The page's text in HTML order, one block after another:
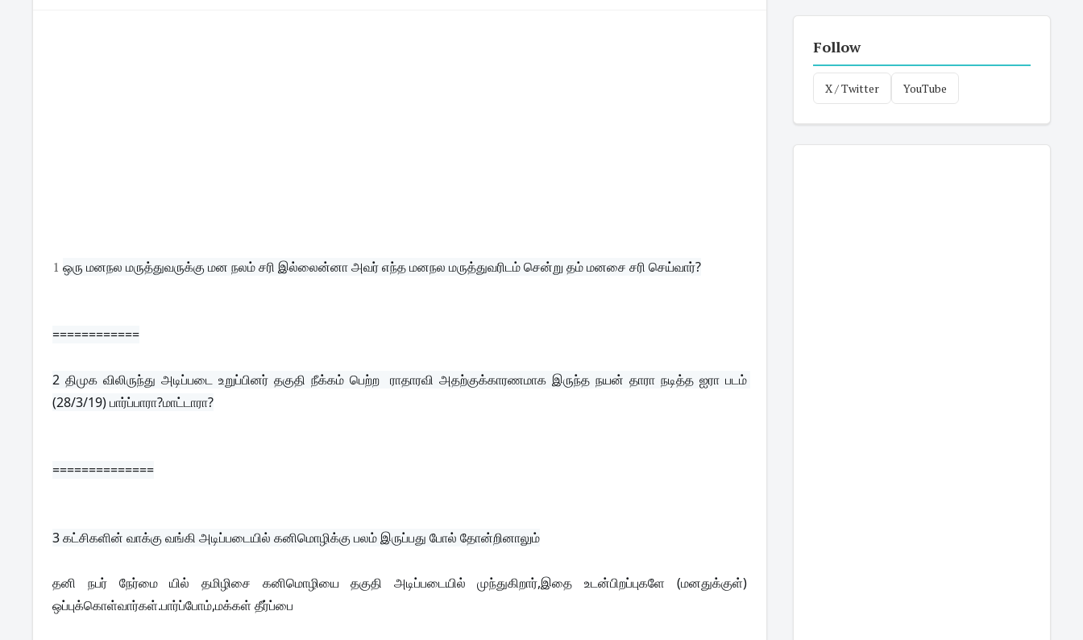
1ஒரு மனநல மருத்துவருக்கு மன நலம் சரி இல்லைன்னா அவர் எந்த மனநல மருத்துவரிடம் சென்று தம் மனசை சரி செய்வார்?
============
2 திமுக விலிருந்து அடிப்படை உறுப்பினர் தகுதி நீக்கம் பெற்ற  ராதாரவி அதற்குக்காரணமாக இருந்த நயன் தாரா நடித்த ஐரா படம்
(28/3/19) பார்ப்பாரா?மாட்டாரா?
==============
3 கட்சிகளின் வாக்கு வங்கி அடிப்படையில் கனிமொழிக்கு பலம் இருப்பது போல் தோன்றினாலும்
தனி நபர் நேர்மை யில் தமிழிசை கனிமொழியை தகுதி அடிப்படையில் முந்துகிறார்,இதை உடன்பிறப்புகளே (மனதுக்குள்)
ஒப்புக்கொள்வார்கள்.பார்ப்போம்,மக்கள் தீர்ப்பை
Follow
X / Twitter YouTube